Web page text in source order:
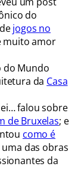
do
jogos no
muito amor
do Mundo
da Casa
falou sobre
de Bruxelas; e
como é
uma das obras
da